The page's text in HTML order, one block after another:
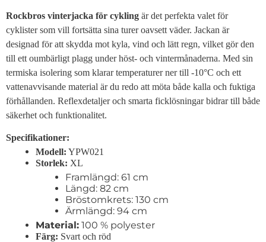
Rockbros vinterjacka för cykling är det perfekta valet för
cyklister som vill fortsätta sina turer oavsett väder. Jackan är
designad för att skydda mot kyla, vind och lätt regn, vilket gör den
till ett oumbärligt plagg under höst- och vintermånaderna. Med sin
termiska isolering som klarar temperaturer ner till -10°C och ett
vattenavvisande material är du redo att möta både kalla och fuktiga
förhållanden. Reflexdetaljer och smarta ficklösningar bidrar till både
säkerhet och funktionalitet.
Specifikationer:
Modell: YPW021
Storlek: XL
Framlängd: 61 cm
Längd: 82 cm
Bröstomkrets: 130 cm
Ärmlängd: 94 cm
Material: 100 % polyester
Färg: Svart och röd